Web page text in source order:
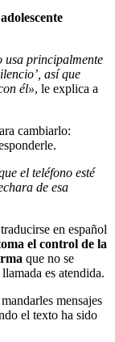
usa principalmente
así que
él», le explica a
cambiarlo:
el teléfono esté
de esa
en español
el control de la
que no se
es atendida.
mensajes
el texto ha sido